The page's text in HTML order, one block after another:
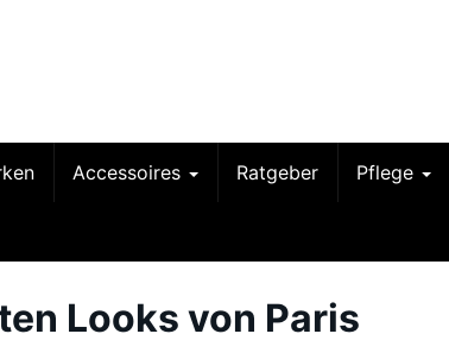
Accessoires Ratgeber Pflege
Looks von Paris